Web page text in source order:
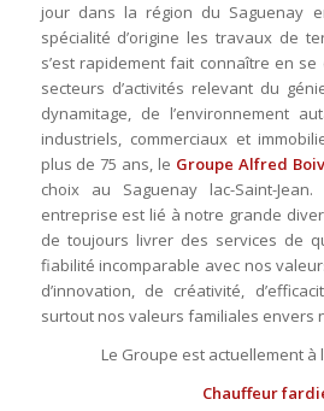
jour dans la région du Saguenay
spécialité d’origine les travaux de
s’est rapidement fait connaître en
secteurs d’activités relevant du
dynamitage, de l’environnement
industriels, commerciaux et
plus de 75 ans, le Groupe Alfred
choix au Saguenay lac-Saint-
entreprise est lié à notre grande
de toujours livrer des services de
fiabilité incomparable avec nos
d’innovation, de créativité,
surtout nos valeurs familiales envers
Le Groupe est actuellement à
Chauffeur